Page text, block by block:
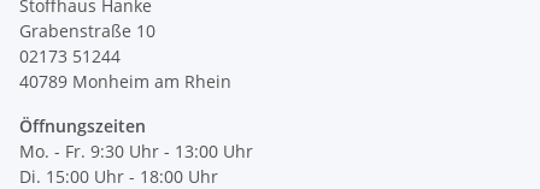
Stoffhaus Hanke
Grabenstraße 10
02173 51244
40789 Monheim am Rhein
Öffnungszeiten
Mo. - Fr. 9:30 Uhr - 13:00 Uhr
Di. 15:00 Uhr - 18:00 Uhr